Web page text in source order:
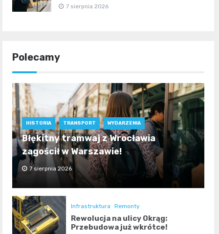
7 sierpnia 2026
Polecamy
HISTORIA TRANSPORT WYDARZENIA
Błękitny tramwaj z Wrocławia
zagościł w Warszawie!
7 sierpnia 2026
Infrastruktura Remonty
Rewolucja na ulicy Okrąg:
Przebudowa już wkrótce!